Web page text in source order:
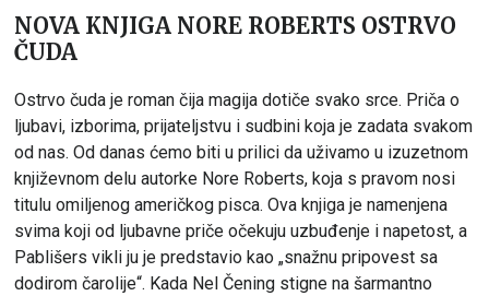
NOVA KNJIGA NORE ROBERTS OSTRVO
ČUDA
Ostrvo čuda je roman čija magija dotiče svako srce. Priča o
ljubavi, izborima, prijateljstvu i sudbini koja je zadata svakom
od nas. Od danas ćemo biti u prilici da uživamo u izuzetnom
književnom delu autorke Nore Roberts, koja s pravom nosi
titulu omiljenog američkog pisca. Ova knjiga je namenjena
svima koji od ljubavne priče očekuju uzbuđenje i napetost, a
Pablišers vikli ju je predstavio kao „snažnu pripovest sa
dodirom čarolije“. Kada Nel Čening stigne na šarmantno